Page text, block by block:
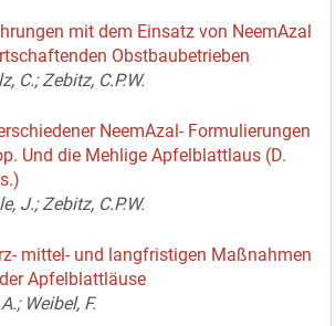
mit dem Einsatz von NeemAzal
Obstbaubetrieben
C.; Zebitz, C.P.W.
NeemAzal- Formulierungen
Und die Mehlige Apfelblattlaus (D.
J.; Zebitz, C.P.W.
mittel- und langfristigen Maßnahmen
Apfelblattläuse
Weibel, F.